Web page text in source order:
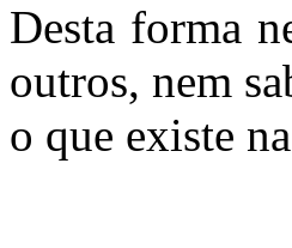
Desta forma
outros, nem
o que existe na